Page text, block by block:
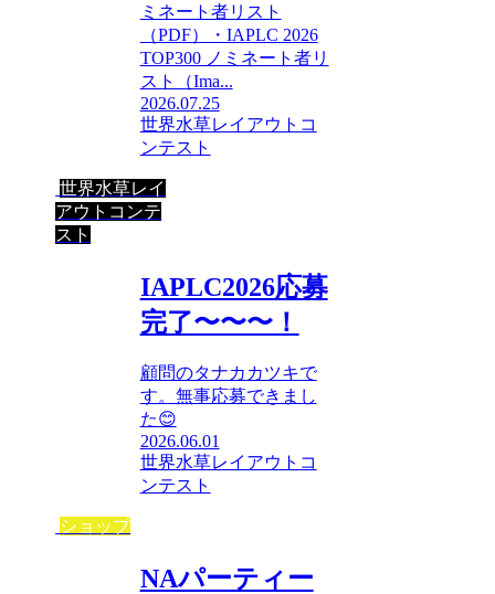
ミネート者リスト
（PDF）・IAPLC 2026
TOP300 ノミネート者リ
スト（Ima...
2026.07.25
世界水草レイアウトコ
ンテスト
世界水草レイ
アウトコンテ
スト
IAPLC2026応募
完了〜〜〜！
顧問のタナカカツキで
す。無事応募できまし
た😊
2026.06.01
世界水草レイアウトコ
ンテスト
ショップ
NAパーティー